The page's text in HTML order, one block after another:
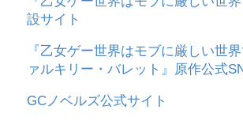
設サイト
『乙女ゲー世界はモブに厳しい世
ァルキリー・バレット』原作公式
GCノベルズ公式サイト